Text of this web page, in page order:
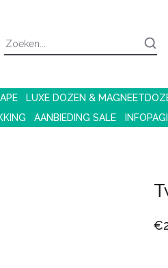
LUXE DOZEN &
AANBIEDING SALE